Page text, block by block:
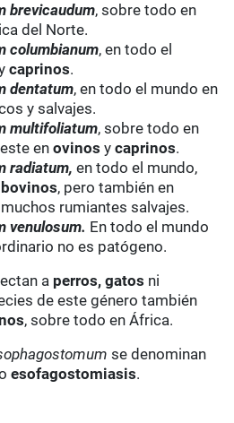
brevicaudum, sobre todo en
del Norte.
columbianum, en todo el
caprinos.
dentatum, en todo el mundo en
y salvajes.
multifoliatum, sobre todo en
enovinos ycaprinos.
radiatum,en todo el mundo,
bovinos, pero también en
rumiantes salvajes.
venulosum. En todo el mundo
no es patógeno.
a perros, gatos ni
de este género también
, sobre todo en África.
se denominan
esofagostomiasis.